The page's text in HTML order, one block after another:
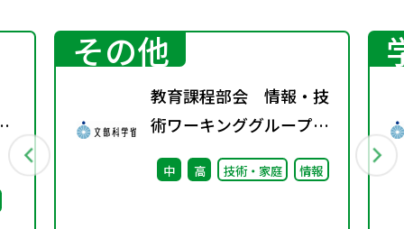
その他
教育課程部会 情報・技
術ワーキンググループ
（第12回）配付資料
中 高 技術・家庭 情報